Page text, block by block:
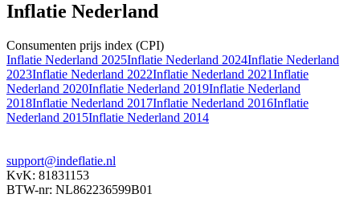
Inflatie Nederland
Consumenten prijs index (CPI)
Inflatie Nederland 2025Inflatie Nederland 2024Inflatie Nederland
2023Inflatie Nederland 2022Inflatie Nederland 2021Inflatie
Nederland 2020Inflatie Nederland 2019Inflatie Nederland
2018Inflatie Nederland 2017Inflatie Nederland 2016Inflatie
Nederland 2015Inflatie Nederland 2014
support@indeflatie.nl
KvK: 81831153
BTW-nr: NL862236599B01